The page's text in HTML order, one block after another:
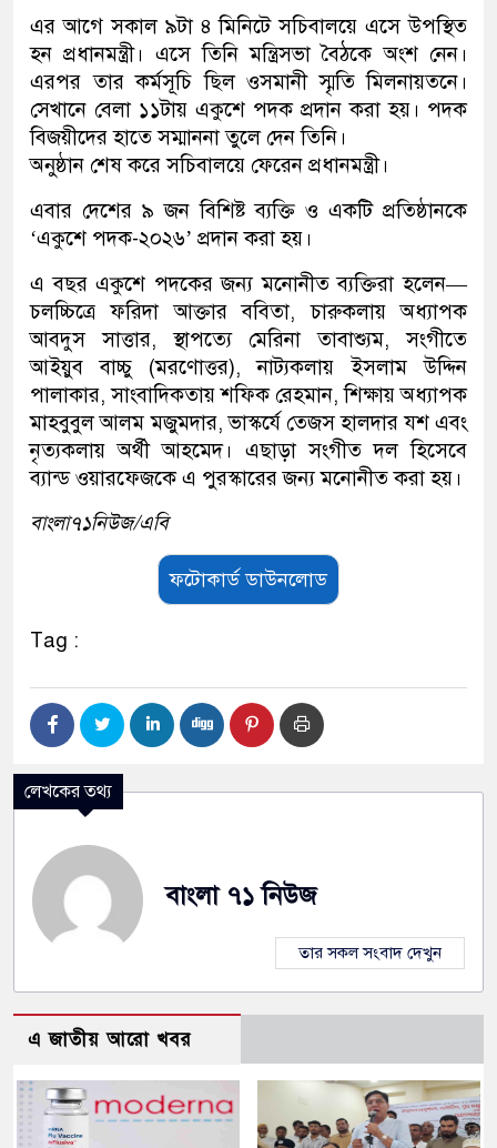
এর আগে সকাল ৯টা ৪ মিনিটে সচিবালয়ে এসে উপস্থিত
হন প্রধানমন্ত্রী। এসে তিনি মন্ত্রিসভা বৈঠকে অংশ নেন।
এরপর তার কর্মসূচি ছিল ওসমানী স্মৃতি মিলনায়তনে।
সেখানে বেলা ১১টায় একুশে পদক প্রদান করা হয়। পদক
বিজয়ীদের হাতে সম্মাননা তুলে দেন তিনি।
অনুষ্ঠান শেষ করে সচিবালয়ে ফেরেন প্রধানমন্ত্রী।
এবার দেশের ৯ জন বিশিষ্ট ব্যক্তি ও একটি প্রতিষ্ঠানকে
‘একুশে পদক-২০২৬’ প্রদান করা হয়।
এ বছর একুশে পদকের জন্য মনোনীত ব্যক্তিরা হলেন—
চলচ্চিত্রে ফরিদা আক্তার ববিতা, চারুকলায় অধ্যাপক
আবদুস সাত্তার, স্থাপত্যে মেরিনা তাবাশ্যুম, সংগীতে
আইয়ুব বাচ্চু (মরণোত্তর), নাট্যকলায় ইসলাম উদ্দিন
পালাকার, সাংবাদিকতায় শফিক রেহমান, শিক্ষায় অধ্যাপক
মাহবুবুল আলম মজুমদার, ভাস্কর্যে তেজস হালদার যশ এবং
নৃত্যকলায় অর্থী আহমেদ। এছাড়া সংগীত দল হিসেবে
ব্যান্ড ওয়ারফেজকে এ পুরস্কারের জন্য মনোনীত করা হয়।
বাংলা৭১নিউজ/এবি
ফটোকার্ড ডাউনলোড
Tag :
লেখকের তথ্য
বাংলা ৭১ নিউজ
তার সকল সংবাদ দেখুন
এ জাতীয় আরো খবর